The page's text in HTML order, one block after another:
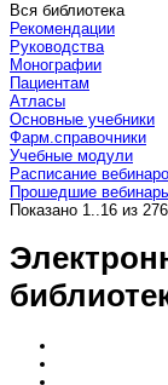
Вся библиотека
Рекомендации
Руководства
Монографии
Пациентам
Атласы
Основные учебники
Фарм.справочники
Учебные модули
Расписание
Прошедшие
Показано 1..16 из